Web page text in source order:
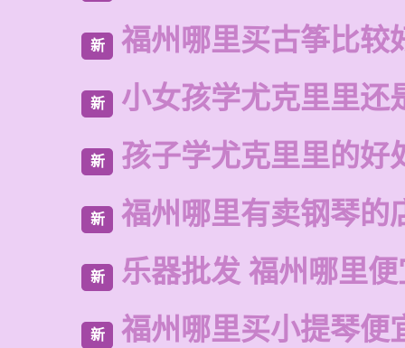
新 福州哪里买古筝比较
新 小女孩学尤克里里还
新 孩子学尤克里里的好
新 福州哪里有卖钢琴的
新 乐器批发 福州哪里
新 福州哪里买小提琴便